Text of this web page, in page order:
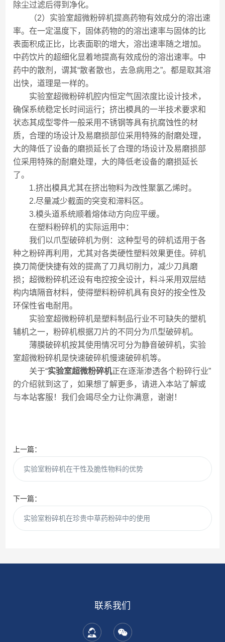
除尘过滤后得到净化。
（2）实验室超微粉碎机提高药物有效成分的溶出速
率。在一定温度下，固体药物的的溶出速率与固体的比
表面积成正比，比表面职的增大，溶出速率随之增加。
中药饮片的超细化显着地提高有效成份的溶出速率。中
药中的散剂，谓其“散者散也，去急病用之”。都是取其溶
出快，道理是一样的。
实验室超微粉碎机腔内恒定气固浓度比设计技术，
确保系统稳定长时间运行；挤出模具的一半技术要求和
状态其成型零件一般采用不锈钢等具有抗腐蚀性的材
质，合理的场设计及易磨损部位采用特殊的耐磨处理，
大的降低了设备的磨损延长了合理的场设计及易磨损部
位采用特殊的耐磨处理，大的降低老设备的磨损延长
了。
1.挤出模具尤其在挤出物料为改性聚氯乙烯时。
2.尽量减少截面的突变和滞料区。
3.模头道系统顺着熔体动方向应平缓。
在塑料粉碎机的实际运用中：
我们以爪型破碎机为例：这种型号的碎机适用于各
种之粉碎再利用，尤其对各类硬性塑料效果更佳。碎机
换刀简便快捷有效的提高了刀具切削力，减少刀具磨
损；超微粉碎机还设有电控按全设计，料斗采用双层结
构内填隔音材料，使得塑料粉碎机具有良好的按全性及
环保性省电耐用。
实验室超微粉碎机是塑料制品行业不可缺失的塑机
辅机之一，粉碎机根据刀片的不同分为爪型破碎机。
薄膜破碎机按其使用情况可分为静音破碎机，实验
室超微粉碎机是快速破碎机慢速破碎机等。
关于“实验室超微粉碎机正在逐渐渗透各个粉碎行业”
的介绍就到这了，如果想了解更多，请进入本站了解或
与本站客服！我们会竭尽全力让你满意，谢谢！
上一篇：
实验室粉碎机在干性及脆性物料的优势
下一篇：
实验室粉碎机在珍贵中草药粉碎中的使用
联系我们